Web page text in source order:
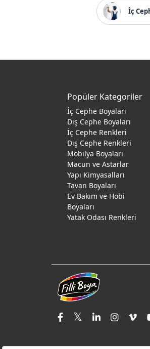
İç
Popüler Kategoriler
İç Cephe Boyaları
Dış Cephe Boyaları
İç Cephe Renkleri
Dış Cephe Renkleri
Mobilya Boyaları
Macun ve Astarlar
Yapı Kimyasalları
Tavan Boyaları
Ev Bakım ve Hobi
Boyaları
Yatak Odası Renkleri